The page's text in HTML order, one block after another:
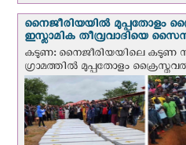
നൈജീരിയയില്‍ മുപ്പതോളം
ഇസ്ലാമിക തീവ്രവാദിയെ
കടുണ: നൈജീരിയയിലെ
ഗ്രാമത്തിൽ മുപ്പതോളം